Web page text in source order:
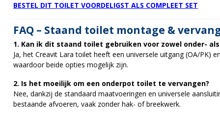
BESTEL DIT TOILET VOORDELIGST ALS COMPLEET SET
FAQ – Staand toilet montage &
1. Kan ik dit staand toilet gebruiken voor zowel onder-
Ja, het Creavit Lara toilet heeft een universele uitgang (OA/PK)
waardoor beide opties mogelijk zijn.
2. Is het moeilijk om een onderpot toilet te vervangen?
Nee, dankzij de standaard maatvoeringen en universele
bestaande afvoeren, vaak zonder hak- of breekwerk.